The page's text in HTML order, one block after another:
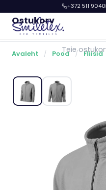
+372 511 9040
Avaleht / Pood / Fliisid
Ostukorv
Teie